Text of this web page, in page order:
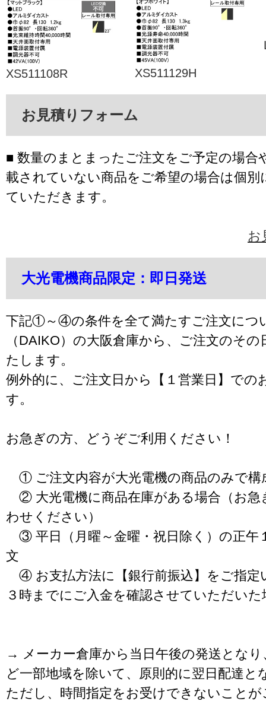
XS511108R XS511129H
お見積りフォーム
■ 数量のまとまったご注文をご予定の場合
載されていない商品をご希望の場合は個別
ていただきます。
お
大光電機商品限定：即日発送
下記①～④の条件を全て満たすご注文につ
（DAIKO）の大阪倉庫から、ご注文のそ
たします。
例外的に、ご注文日から【１営業日】での
す。
お急ぎの方、どうぞご利用ください！
① ご注文内容が大光電機の商品のみで構
② 大光電機に商品在庫がある場合（お急
わせください）
③ 平日（月曜～金曜・祝日除く）の正午
文
④ お支払方法に【銀行前振込】をご指定
３時までにご入金を確認させていただいた
→ メーカー倉庫から当日午後の発送となり
ど一部地域を除いて、原則的に翌日配達と
ただし、時間指定をお受けできないこと